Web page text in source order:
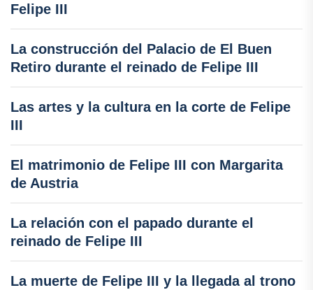
Felipe III
La construcción del Palacio de El Buen
Retiro durante el reinado de Felipe III
Las artes y la cultura en la corte de Felipe
III
El matrimonio de Felipe III con Margarita
de Austria
La relación con el papado durante el
reinado de Felipe III
La muerte de Felipe III y la llegada al trono